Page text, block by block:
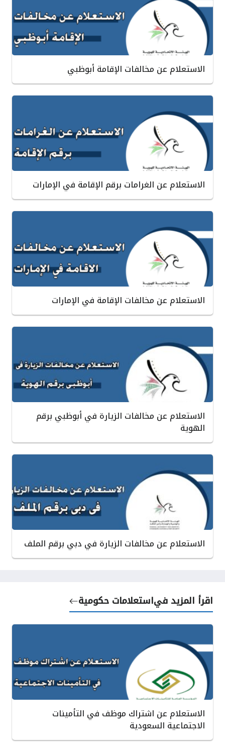
الاستعلام عن مخالفات الإقامة أبوظبي
الاستعلام عن الغرامات برقم الإقامة في الإمارات
الاستعلام عن مخالفات الإقامة في الإمارات
الاستعلام عن مخالفات الزيارة في أبوظبي برقم
الهوية
الاستعلام عن مخالفات الزيارة في دبي برقم الملف
اقرأ المزيد فياستعلامات حكومية
الاستعلام عن اشتراك موظف في التأمينات
الاجتماعية السعودية